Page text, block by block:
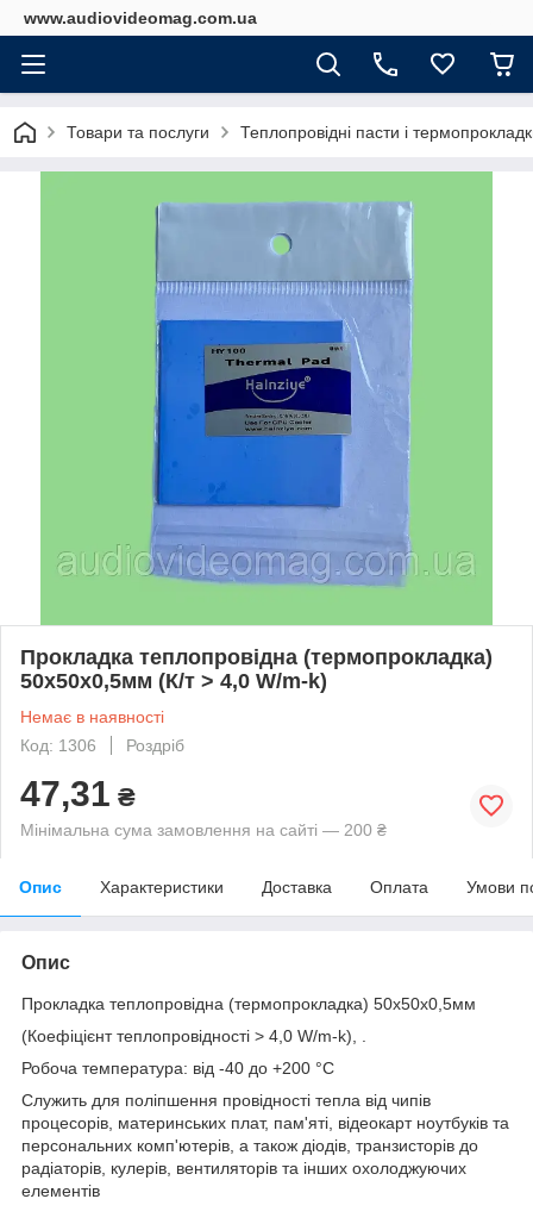
www.audiovideomag.com.ua
Товари та послуги Теплопровідні пасти і
Прокладка теплопровідна (термопрокладка)
50х50х0,5мм (К/т > 4,0 W/m-k)
Немає в наявності
Код: 1306
Роздріб
47,31 ₴
Мінімальна сума замовлення на сайті — 200 ₴
Опис Характеристики Доставка Оплата Умови
Опис
Прокладка теплопровідна (термопрокладка) 50х50х0,5мм
(Коефіцієнт теплопровідності > 4,0 W/m-k), .
Робоча температура: від -40 до +200 °C
Служить для поліпшення провідності тепла від чипів
процесорів, материнських плат, пам'яті, відеокарт ноутбуків та
персональних комп'ютерів, а також діодів, транзисторів до
радіаторів, кулерів, вентиляторів та інших охолоджуючих
елементів